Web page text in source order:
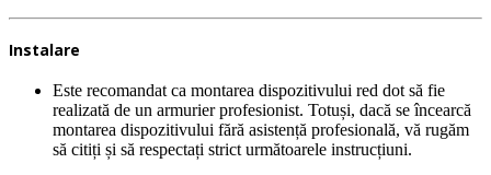
Instalare
Este recomandat ca montarea dispozitivului red dot să fie
realizată de un armurier profesionist. Totuși, dacă se încearcă
montarea dispozitivului fără asistență profesională, vă rugăm
să citiți și să respectați strict următoarele instrucțiuni.